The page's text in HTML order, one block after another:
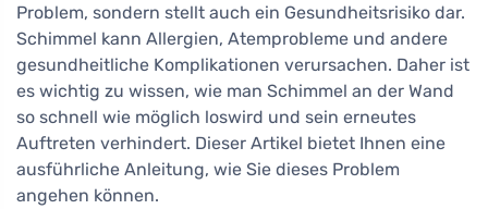
Problem, sondern stellt auch ein Gesundheitsrisiko dar.
Schimmel kann Allergien, Atemprobleme und andere
gesundheitliche Komplikationen verursachen. Daher ist
es wichtig zu wissen, wie man Schimmel an der Wand
so schnell wie möglich loswird und sein erneutes
Auftreten verhindert. Dieser Artikel bietet Ihnen eine
ausführliche Anleitung, wie Sie dieses Problem
angehen können.